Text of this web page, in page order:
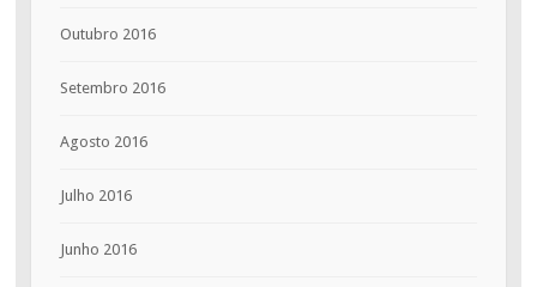
Outubro 2016
Setembro 2016
Agosto 2016
Julho 2016
Junho 2016